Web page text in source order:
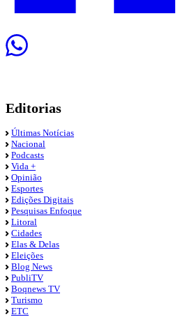
Editorias
Últimas Notícias
Nacional
Podcasts
Vida +
Opinião
Esportes
Edições Digitais
Pesquisas Enfoque
Litoral
Cidades
Elas & Delas
Eleições
Blog News
PubliTV
Boqnews TV
Turismo
ETC